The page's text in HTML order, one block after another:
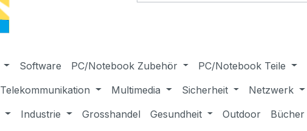
Software PC/Notebook Zubehör PC/Notebook Teile
Telekommunikation Multimedia Sicherheit Netzwerk
Industrie Grosshandel Gesundheit Outdoor Bücher